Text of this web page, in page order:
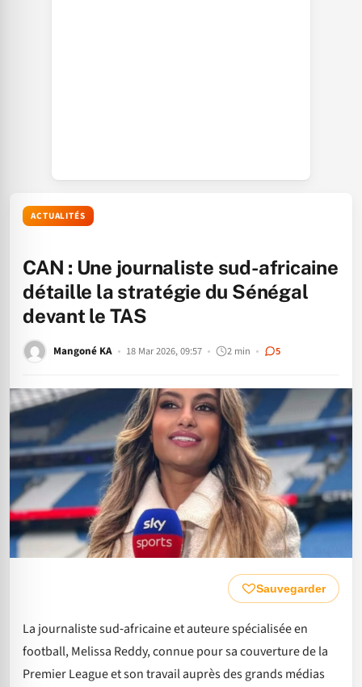
ACTUALITÉS
CAN : Une journaliste sud-africaine
détaille la stratégie du Sénégal
devant le TAS
Mangoné KA 18 Mar 2026, 09:57 2 min 5
Sauvegarder
La journaliste sud‑africaine et auteure spécialisée en
football, Melissa Reddy, connue pour sa couverture de la
Premier League et son travail auprès des grands médias